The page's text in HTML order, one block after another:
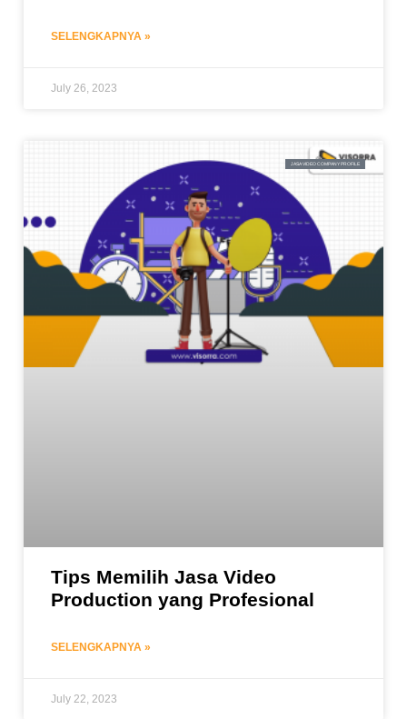
SELENGKAPNYA »
July 26, 2023
JASA VIDEO COMPANY PROFILE
Tips Memilih Jasa Video
Production yang Profesional
SELENGKAPNYA »
July 22, 2023